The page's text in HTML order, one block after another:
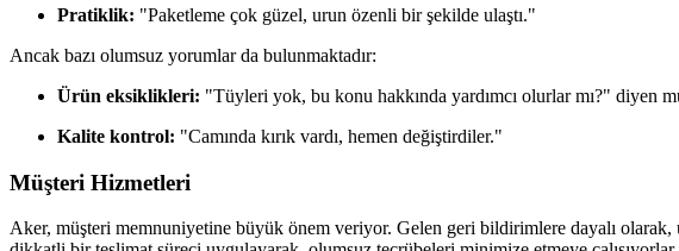
Pratiklik: "Paketleme çok güzel, urun özenli bir şekilde ulaştı."
Ancak bazı olumsuz yorumlar da bulunmaktadır:
Ürün eksiklikleri: "Tüyleri yok, bu konu hakkında yardımcı olurlar mı?" diyen
Kalite kontrol: "Camında kırık vardı, hemen değiştirdiler."
Müşteri Hizmetleri
Aker, müşteri memnuniyetine büyük önem veriyor. Gelen geri bildirimlere dayalı olarak,